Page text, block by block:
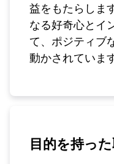
益をもたらしま
なる好奇心とイ
て、ポジティブ
動かされています
目的を持っ